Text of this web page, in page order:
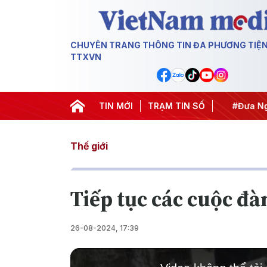
CHUYÊN TRANG THÔNG TIN ĐA PHƯƠNG
TTXVN
TIN MỚI TRẠM TIN SỐ
#Hội nghị Trung ương 3 #APEC 2027 #Đưa
Thế giới
Tiếp tục các cuộc
26-08-2024, 17:39
This